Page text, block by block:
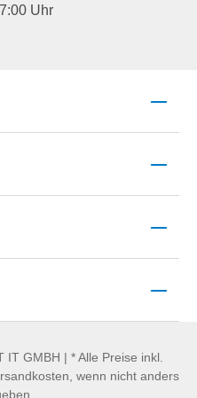
Uhr
GMBH | * Alle Preise inkl.
wenn nicht anders